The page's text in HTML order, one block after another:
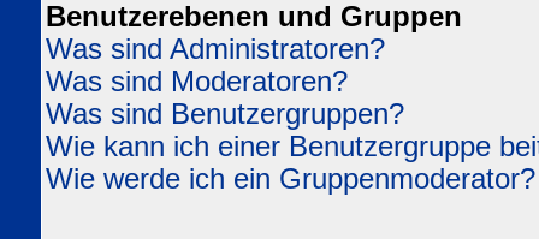
Benutzerebenen und Gruppen
Was sind Administratoren?
Was sind Moderatoren?
Was sind Benutzergruppen?
Wie kann ich einer Benutzergruppe
Wie werde ich ein Gruppenmoderator?